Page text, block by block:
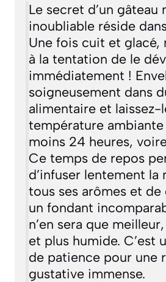
Le secret d’un gâteau
inoubliable réside
Une fois cuit et glacé,
à la tentation de le
immédiatement !
soigneusement dans
alimentaire et laissez-
température
moins 24 heures,
Ce temps de repos
d’infuser lentement la
tous ses arômes et
un fondant
n’en sera que
et plus humide. C’est
de patience pour une
gustative immense.